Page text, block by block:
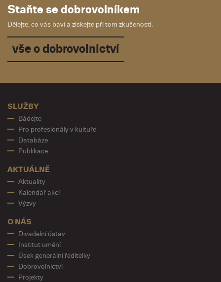
Staňte se dobrovolníkem
Dělejte, co vás baví a získejte při tom zkušenosti.
vše o dobrovolnictví
SLUŽBY
Bádejte
Pro profesionály v kultuře
Databáze
Publikace
AKTUÁLNĚ
Aktuality
Kalendář akcí
Výzvy
O NÁS
Divadelní ústav
Institut umění
Úsek generální ředitelky
Dobrovolnictví
Projekty